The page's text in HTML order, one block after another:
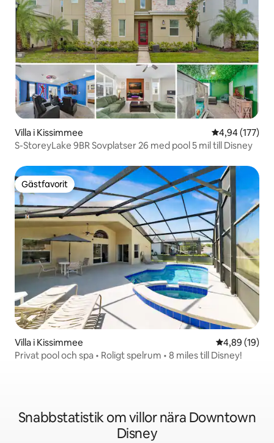
Villa i Kissimmee 4,94 av 5 i
4,94 (177)
S-StoreyLake 9BR Sovplatser 26 med pool 5 mil till Disney
Gästfavorit
Gästfavorit
Villa i Kissimmee 4,89 av 5 i
4,89 (19)
Privat pool och spa • Roligt spelrum • 8 miles till Disney!
Snabbstatistik om villor nära Downtown
Disney